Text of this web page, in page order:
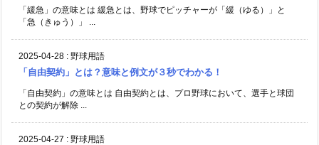
「緩急」の意味とは 緩急とは、野球でピッチャーが「緩（ゆる）」と
「急（きゅう）」 ...
2025-04-28 : 野球用語
「自由契約」とは？意味と例文が３秒でわかる！
「自由契約」の意味とは 自由契約とは、プロ野球において、選手と球団
との契約が解除 ...
2025-04-27 : 野球用語